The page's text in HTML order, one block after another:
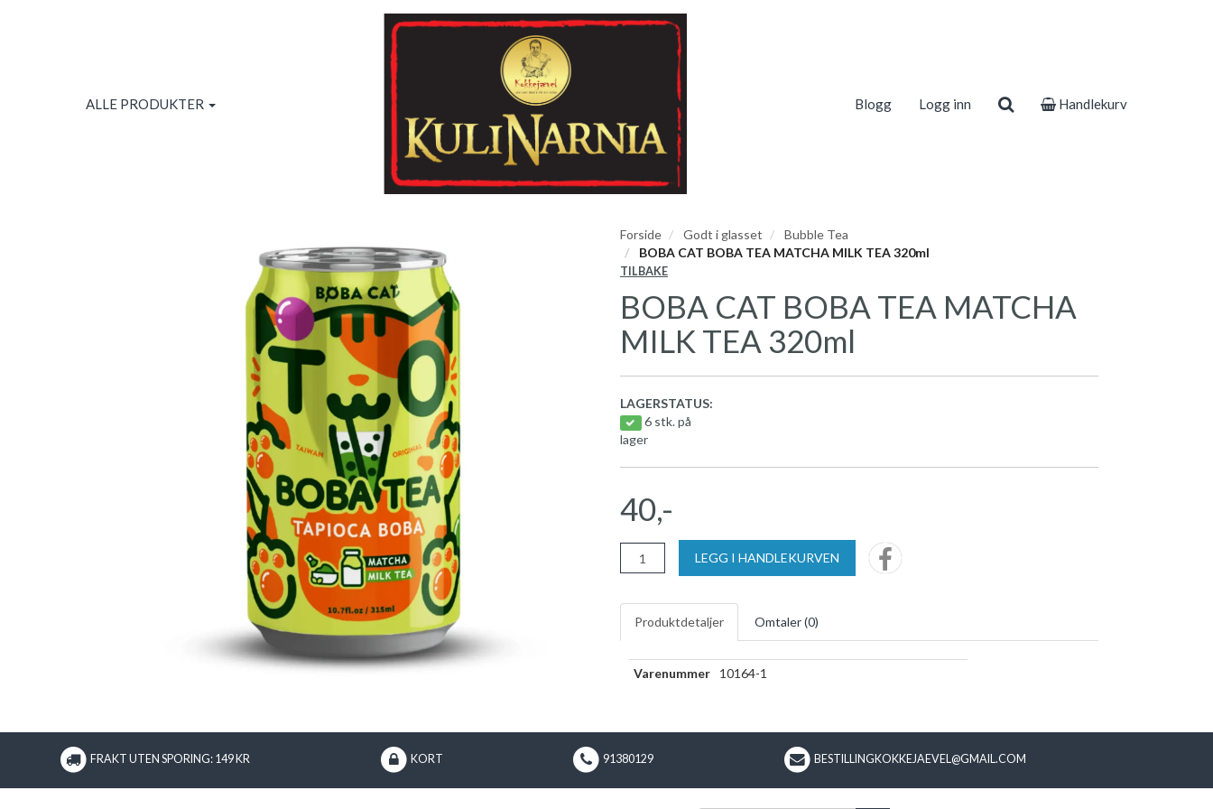
ALLE PRODUKTER Blogg Logg inn Handlekurv
Forside Godt i glasset
Bubble Tea
BOBA CAT BOBA TEA MATCHA MILK TEA 320ml
TILBAKE
BOBA CAT BOBA TEA MATCHA
MILK TEA 320ml
LAGERSTATUS:
6 stk. på
lager
40,-
LEGG I HANDLEKURVEN
Produktdetaljer Omtaler (0)
Varenummer 10164-1
FRAKT UTEN SPORING: 149 KR KORT 91380129 BESTILLINGKOKKEJAEVEL@GMAIL.COM